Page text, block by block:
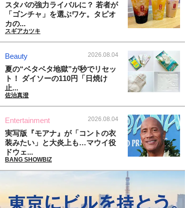
スタバの強力ライバルに？ 若者が
「ゴンチャ」を選ぶワケ。タピオ
カの...
スギアカツキ
Beauty 2026.08.04
夏の“ベタベタ地獄”が秒でリセッ
ト！ ダイソーの110円「日焼け
止...
佐治真澄
Entertainment 2026.08.04
実写版『モアナ』が「コントの衣
装みたい」と大炎上も…マウイ役
ドウェ...
BANG SHOWBIZ